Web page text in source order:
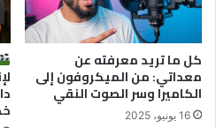
كل ما تريد معرفته عن
معداتي: من الميكروفون إلى
الكاميرا وسر الصوت النقي
16 يونيو، 2025